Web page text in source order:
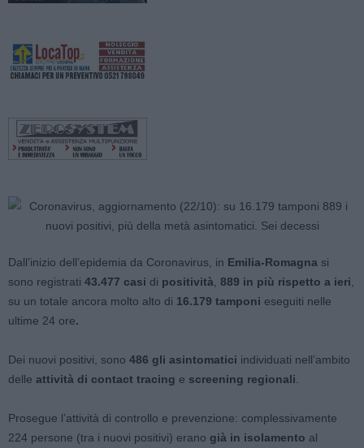
Dall’inizio dell’epidemia da Coronavirus, in Emilia-Romagna si
sono registrati 43.477 casi di positività 889 in più rispetto a ieri
su un totale ancora molto alto di 16.179 tamponi eseguiti nelle
ultime 24 ore.
Dei nuovi positivi, sono 486 gli asintomatici individuati nell’ambito
delle attività di contact tracing e screening regionali
Prosegue l’attività di controllo e prevenzione: complessivamente
224 persone (tra i nuovi positivi) erano già in isolamento al